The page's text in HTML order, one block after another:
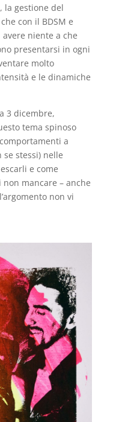
la gestione del
con il BDSM e
niente a che
presentarsi in ogni
molto
e le dinamiche
3 dicembre,
tema spinoso
a
stessi) nelle
e come
mancare – anche
non vi